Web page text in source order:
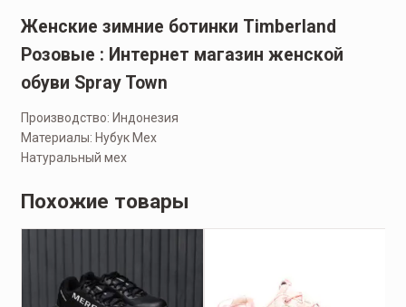
Женские зимние ботинки Timberland
Розовые : Интернет магазин женской
обуви Spray Town
Производство: Индонезия
Материалы: Нубук Мех
Натуральный мех
Похожие товары